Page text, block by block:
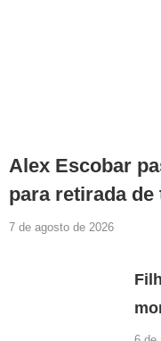
Alex Escobar
para retirada
7 de agosto de 2026